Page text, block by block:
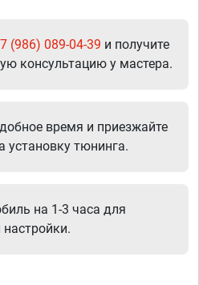
(986) 089-04-39 и получите
консультацию у мастера.
время и приезжайте
установку тюнинга.
на 1-3 часа для